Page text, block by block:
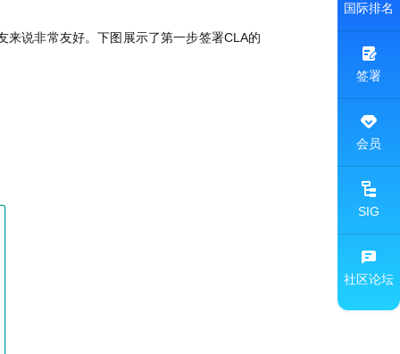
说非常友好。下图展示了第一步签署CLA的
国际排名
签署
会员
SIG
社区论坛